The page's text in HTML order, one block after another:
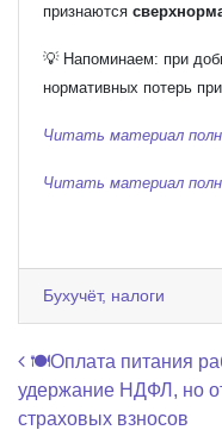
признаются
💡 Напоминаем: при
нормативных потерь
Читать материал
Читать материал
Бухучёт, налоги
Навигация
🍽️Оплата питания
удержание НДФЛ, но
страховых взносов